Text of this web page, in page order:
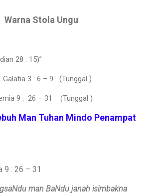
Warna Stola Ungu
28 : 15)”
Galatia 3 : 6 – 9 (Tunggal )
9 : 26 – 31 (Tunggal )
Man Tuhan Mindo Penampat
9 : 26 – 31
man BaNdu janah isimbakna